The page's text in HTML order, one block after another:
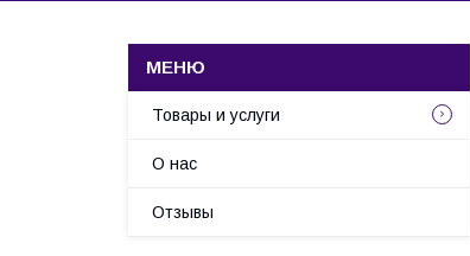
Товары и услуги
О нас
Отзывы